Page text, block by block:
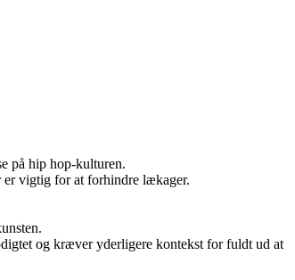
på hip hop-kulturen.
er vigtig for at forhindre lækager.
og kræver yderligere kontekst for fuldt ud at